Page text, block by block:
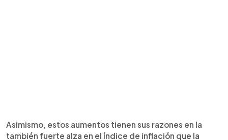
Asimismo, estos aumentos tienen sus razones en la
también fuerte alza en el índice de inflación que la